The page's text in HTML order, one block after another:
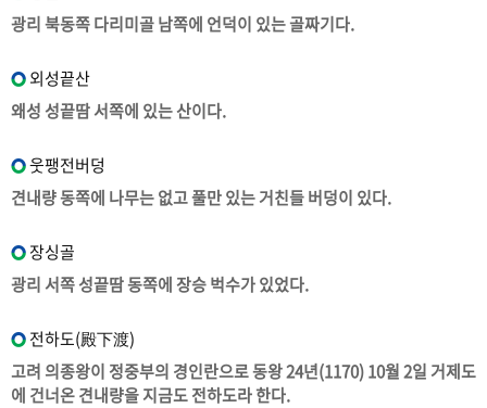
광리 북동쪽 다리미골 남쪽에 언덕이 있는 골짜기다.
외성끝산
왜성 성끝땀 서쪽에 있는 산이다.
웃팽전버덩
견내량 동쪽에 나무는 없고 풀만 있는 거친들 버덩이 있다.
장싱골
광리 서쪽 성끝땀 동쪽에 장승 벅수가 있었다.
전하도(殿下渡)
고려 의종왕이 정중부의 경인란으로 동왕 24년(1170) 10월 2일 거제도
에 건너온 견내량을 지금도 전하도라 한다.